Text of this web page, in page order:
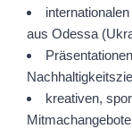
aus Odessa
kreativen,